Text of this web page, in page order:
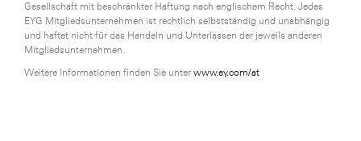
Gesellschaft mit beschränkter Haftung nach englischem Recht. Jedes
EYG Mitgliedsunternehmen ist rechtlich selbstständig und unabhängig
und haftet nicht für das Handeln und Unterlassen der jeweils anderen
Mitgliedsunternehmen.
Weitere Informationen finden Sie unter www.ey.com/at